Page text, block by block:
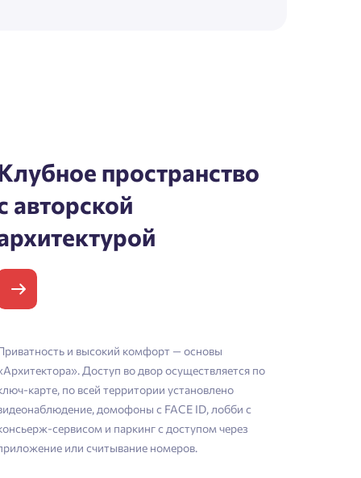
пространство
авторской
и высокий комфорт — основы
Доступ во двор осуществляется по
карте, по всей территории установлено
домофоны с FACE ID, лобби с
сервисом и паркинг с доступом через
или считывание номеров.